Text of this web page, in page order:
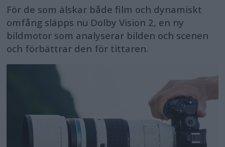
För de som älskar både film och dynamiskt
omfång släpps nu Dolby Vision 2, en ny
bildmotor som analyserar bilden och scenen
och förbättrar den för tittaren.